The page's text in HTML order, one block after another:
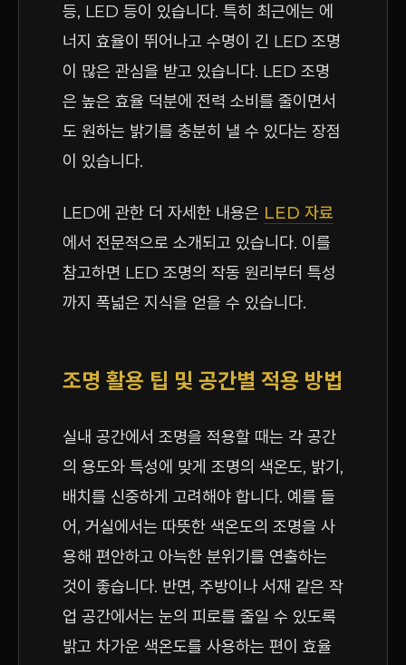
등, LED 등이 있습니다. 특히 최근에는 에
너지 효율이 뛰어나고 수명이 긴 LED 조명
이 많은 관심을 받고 있습니다. LED 조명
은 높은 효율 덕분에 전력 소비를 줄이면서
도 원하는 밝기를 충분히 낼 수 있다는 장점
이 있습니다.
LED에 관한 더 자세한 내용은 LED 자료
에서 전문적으로 소개되고 있습니다. 이를
참고하면 LED 조명의 작동 원리부터 특성
까지 폭넓은 지식을 얻을 수 있습니다.
조명 활용 팁 및 공간별 적용 방법
실내 공간에서 조명을 적용할 때는 각 공간
의 용도와 특성에 맞게 조명의 색온도, 밝기,
배치를 신중하게 고려해야 합니다. 예를 들
어, 거실에서는 따뜻한 색온도의 조명을 사
용해 편안하고 아늑한 분위기를 연출하는
것이 좋습니다. 반면, 주방이나 서재 같은 작
업 공간에서는 눈의 피로를 줄일 수 있도록
밝고 차가운 색온도를 사용하는 편이 효율